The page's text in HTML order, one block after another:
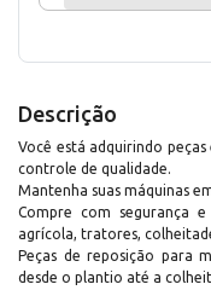
Descrição
Você está adquirindo
controle de qualidade.
Mantenha suas máquinas
Compre com segurança
agrícola, tratores,
Peças de reposição para
desde o plantio até a